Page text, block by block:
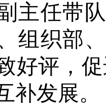
主任带
组织部
好评，
补发展。